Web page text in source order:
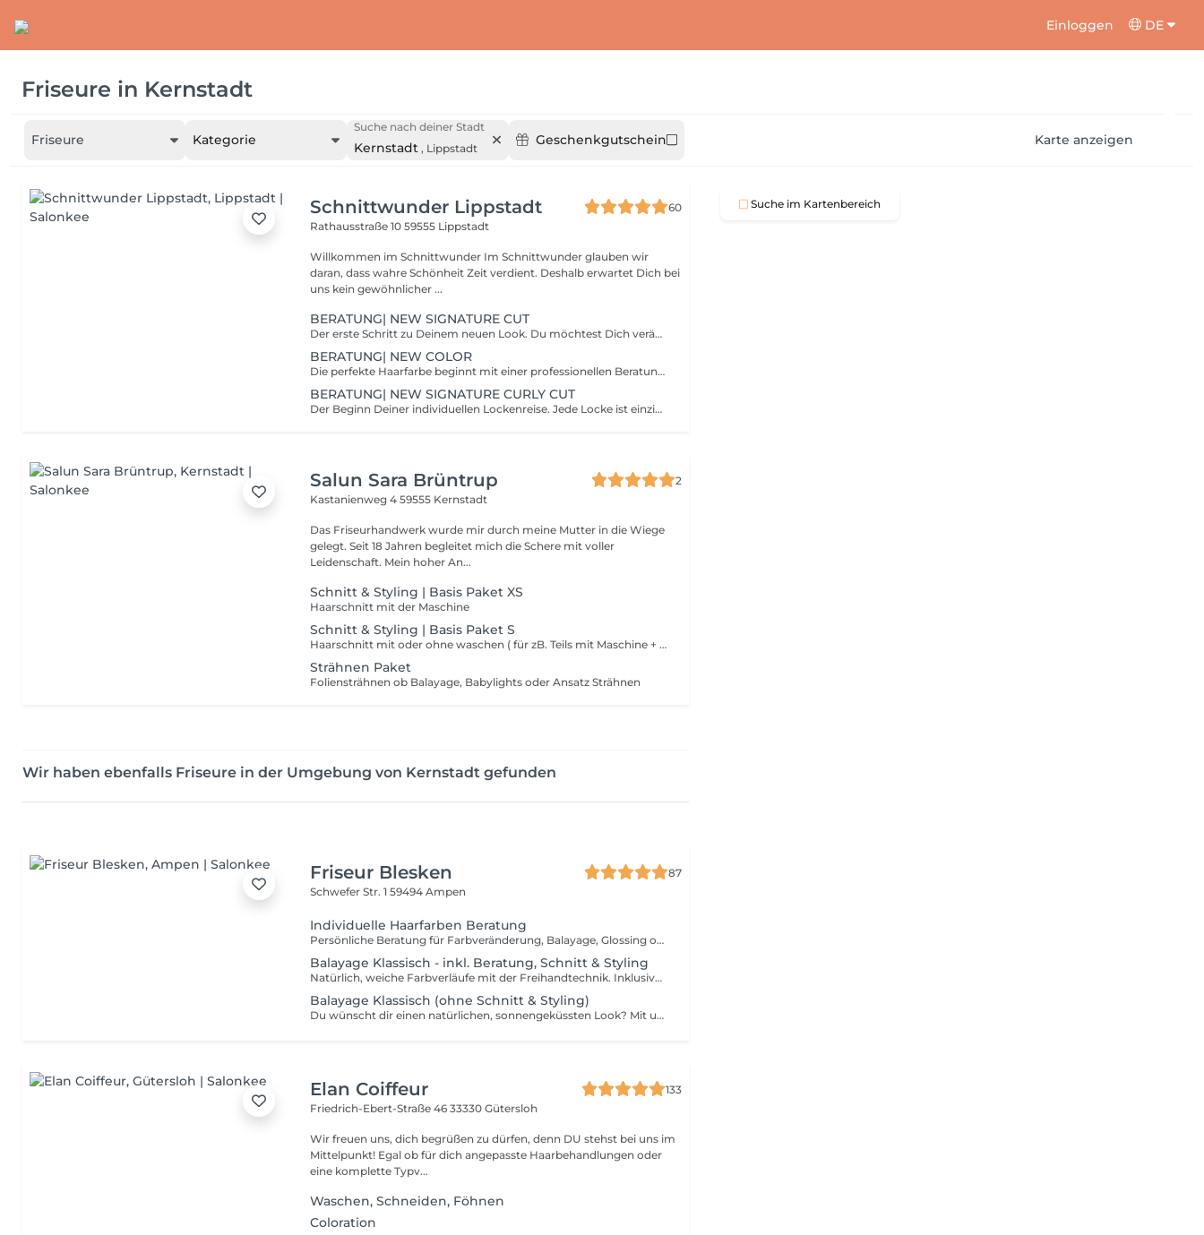
Einloggen DE
Friseure in Kernstadt
Friseure Kategorie
Suche nach deiner Stadt
Kernstadt , Lippstadt
Geschenkgutschein Karte anzeigen
Schnittwunder Lippstadt
60
Rathausstraße 1059555 Lippstadt
Willkommen im Schnittwunder Im Schnittwunder glauben wir
daran, dass wahre Schönheit Zeit verdient. Deshalb erwartet Dich bei
uns kein gewöhnlicher ...
BERATUNG| NEW SIGNATURE CUT
Der erste Schritt zu Deinem neuen Look. Du möchtest Dich verändern, bist Dir aber noch unsicher, welcher Haarschnitt wirklich zu Dir passt? In unserer ausführlichen Schnittberatung nehmen wir uns Zeit, Dich und Dein Haar kennenzulernen. Gemeinsam analysieren wir Deine Haarstruktur, Gesichtsform, Deinen Stylingaufwand im Alltag und Deine Wünsche. Anschließend entwickeln wir ein individuelles Schnittkonzept, das zu Deiner Persönlichkeit und Deinem Lebensstil passt. Die Beratung beinhaltet: ✨ Ausführliche Typ- & Haaranalyse ✨ Individuelle Empfehlung für Deinen neuen Haarschnitt ✨ Beratung zu Styling, Pflege und Umsetzbarkeit im Alltag ✨ Zeit für all Deine Fragen Die Beratungsgebühr beträgt 49 €. Entscheidest Du Dich im Anschluss für einen Termin bei uns, erstellen wir gemeinsam einen individuellen Behandlungsplan für Deinen neuen Look.
BERATUNG| NEW COLOR
Die perfekte Haarfarbe beginnt mit einer professionellen Beratung. Ob natürliche Veränderung, komplette Farbkorrektur oder der Wunsch nach einem strahlenden Blond – jede Coloration ist so individuell wie Dein Haar. In unserer Farbberatung nehmen wir uns Zeit, Deine Wünsche, Deine Haarhistorie und die Möglichkeiten Deines Haares genau zu analysieren. Gemeinsam entwickeln wir ein individuelles Farbkonzept, das zu Deinem Typ, Deinem Alltag und Deinem Pflegeaufwand passt. Dabei erhältst Du eine ehrliche Einschätzung des möglichen Ergebnisses sowie einen transparenten Behandlungs- und Kostenplan. Die Beratung beinhaltet: ✨ Ausführliche Haar- und Farbanalyse ✨ Besprechung Deiner Wünsche und Ziele ✨ Einschätzung der Umsetzbarkeit und möglicher Zwischenschritte ✨ Individuelles Farbkonzept für Dein Wunschergebnis ✨ Persönlicher Pflege- und Produktempfehlungen für Zuhause ✨ Transparenter Zeit- und Kostenvoranschlag Die Beratungsgebühr beträgt 49 €. Entscheidest Du Dich anschließend für eine Colorationsdienstleistung bei uns, erhältst Du einen individuell auf Dich abgestimmten Behandlungsplan. ✨
BERATUNG| NEW SIGNATURE CURLY CUT
Der Beginn Deiner individuellen Lockenreise. Jede Locke ist einzigartig – und genau deshalb beginnt ein erfolgreiches Lockenergebnis mit einer ausführlichen Beratung. Gemeinsam analysieren wir Deine natürliche Lockenstruktur, Deine bisherige Pflegeroutine und Deine Wünsche, um das passende Konzept für Deine Haare zu entwickeln. Ob Du zum ersten Mal Deine Naturlocken tragen möchtest oder bereits Erfahrung mit Deiner Lockenroutine hast – wir zeigen Dir, was Deine Locken wirklich brauchen. Die Beratung beinhaltet: ✨ Ausführliche Locken- und Haaranalyse ✨ Analyse Deiner aktuellen Pflege- und Stylingroutine ✨ Individuelle Empfehlung für den passenden Lockenschnitt ✨ Beratung zu Pflege, Styling und geeigneten Produkten ✨ Tipps für den richtigen Umgang mit Deinen Locken im Alltag ✨ Transparenter Zeit- und Kostenvoranschlag für Deine Behandlung Die Beratungsgebühr beträgt 49 €. Entscheidest Du Dich anschließend für eine Lockenbehandlung bei uns, erhältst Du einen individuell auf Deine Locken abgestimmten Behandlungsplan. ✨
Salun Sara Brüntrup
2
Kastanienweg 459555 Kernstadt
Das Friseurhandwerk wurde mir durch meine Mutter in die Wiege
gelegt. Seit 18 Jahren begleitet mich die Schere mit voller
Leidenschaft. Mein hoher An...
Schnitt & Styling | Basis Paket XS
Haarschnitt mit der Maschine
Schnitt & Styling | Basis Paket S
Haarschnitt mit oder ohne waschen ( für zB. Teils mit Maschine + Teils mit der Schere)
Strähnen Paket
Foliensträhnen ob Balayage, Babylights oder Ansatz Strähnen
Wir haben ebenfalls Friseure in der Umgebung von Kernstadt gefunden
Friseur Blesken
87
Schwefer Str. 159494 Ampen
Individuelle Haarfarben Beratung
Persönliche Beratung für Farbveränderung, Balayage, Glossing oder Farbkorrektur. Wir analysieren Haarstruktur, Typ und Wunschton und empfehlen passende Techniken. Was dich erwartet: - die richtige Pflege und den langfristigen Farbplan mit dir zu besprechen - Einschätzung zu Machbarkeit, Aufwand und Pflege - Transparente Preis- und Zeitaufstellung für die Umsetzung Dauer: ca. 20 - 30 Minuten Preis: 25,00 € (optional mit Anrechnung bei Buchung deiner Wunschdienstleistung innerhalb von 14 Tagen) Hinweis: dies ist eine reine Beratung - es findet noch KEINE Farbbehandlung statt. Du kannst im Anschluss direkt deine Wunschbehandlung buchen oder dir erst einmal alles in Ruhe überlegen!
Balayage Klassisch - inkl. Beratung, Schnitt & Styling
Natürlich, weiche Farbverläufe mit der Freihandtechnik. Inklusive individuelle Beratung, Gloss, Schnitt & Styling-Finish. Preis je nach Haarlänge, Aufwand und Farbwunsch.
Balayage Klassisch (ohne Schnitt & Styling)
Du wünscht dir einen natürlichen, sonnengeküssten Look? Mit unserer klassischen Balayage-Technik bekommst du sanfte, fließende Farbverläufe, die deinem Haar mehr Dimension und Lebendigkeit verleihen - ganz ohne Haarschnitt und Styling.
Elan Coiffeur
133
Friedrich-Ebert-Straße 4633330 Gütersloh
Wir freuen uns, dich begrüßen zu dürfen, denn DU stehst bei uns im
Mittelpunkt! Egal ob für dich angepasste Haarbehandlungen oder
eine komplette Typv...
Waschen, Schneiden, Föhnen
Coloration
Suche im Kartenbereich